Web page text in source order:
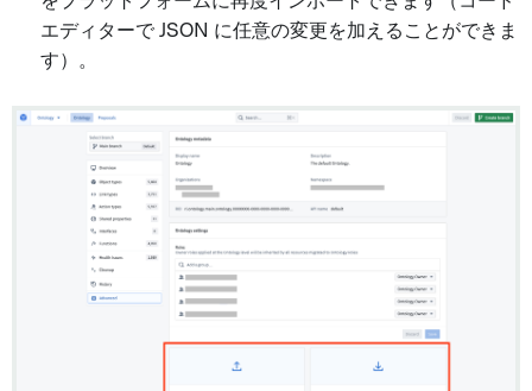
エディターで JSON に任意の変更を加えることができま
す）。